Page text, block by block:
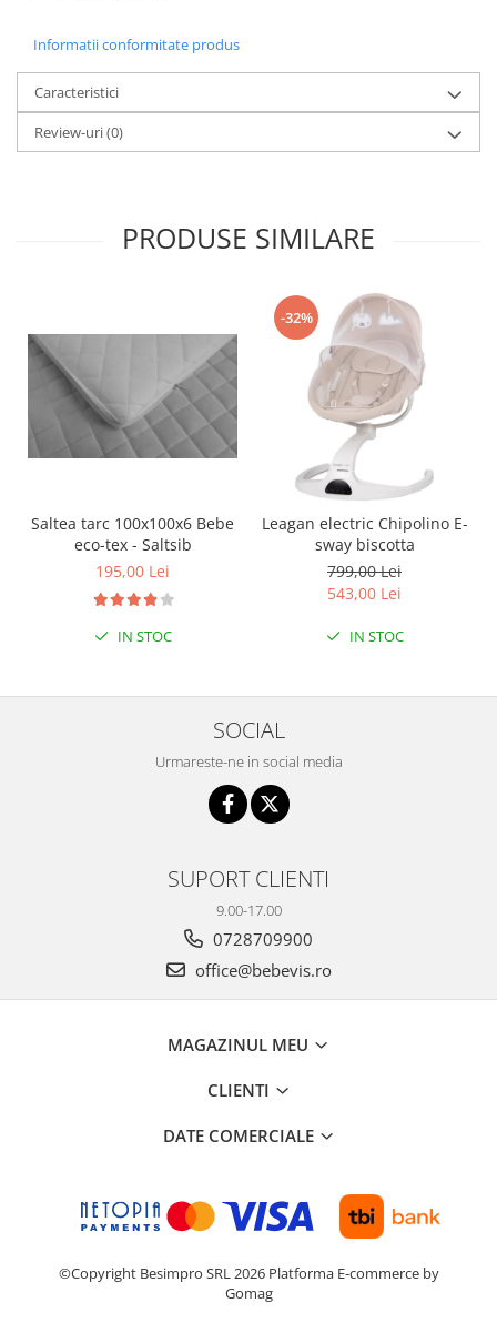
Informatii conformitate produs
Caracteristici
Review-uri(0)
PRODUSE SIMILARE
Saltea tarc 100x100x6 Bebe
eco-tex - Saltsib
195,00 Lei
IN STOC
-32%
Leagan electric Chipolino E-
sway biscotta
799,00 Lei
543,00 Lei
IN STOC
SOCIAL
Urmareste-ne in social media
SUPORT CLIENTI
9.00-17.00
0728709900
office@bebevis.ro
MAGAZINUL MEU
CLIENTI
DATE COMERCIALE
©Copyright Besimpro SRL 2026 Platforma E-commerce by
Gomag